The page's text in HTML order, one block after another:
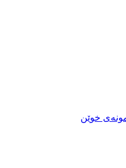
خوێن